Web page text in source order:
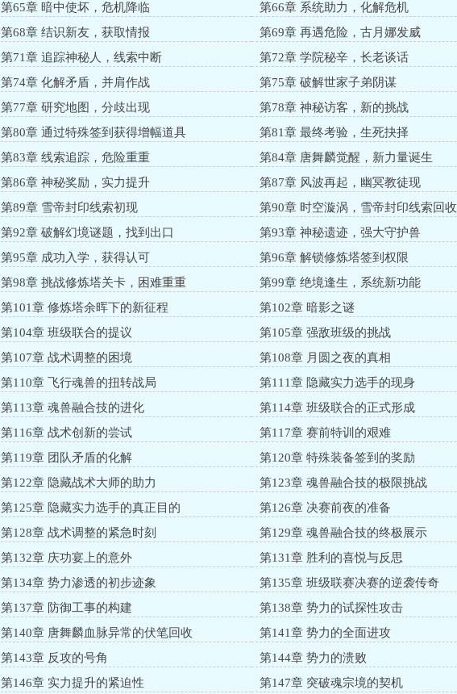
第65章 暗中使坏，危机降临
第66章 系统助力，化解危机
第68章 结识新友，获取情报
第69章 再遇危险，古月娜发威
第71章 追踪神秘人，线索中断
第72章 学院秘辛，长老谈话
第74章 化解矛盾，并肩作战
第75章 破解世家子弟阴谋
第77章 研究地图，分歧出现
第78章 神秘访客，新的挑战
第80章 通过特殊签到获得增幅道具
第81章 最终考验，生死抉择
第83章 线索追踪，危险重重
第84章 唐舞麟觉醒，新力量诞生
第86章 神秘奖励，实力提升
第87章 风波再起，幽冥教徒现
第89章 雪帝封印线索初现
第90章 时空漩涡，雪帝封印线索回收
第92章 破解幻境谜题，找到出口
第93章 神秘遗迹，强大守护兽
第95章 成功入学，获得认可
第96章 解锁修炼塔签到权限
第98章 挑战修炼塔关卡，困难重重
第99章 绝境逢生，系统新功能
第101章 修炼塔余晖下的新征程
第102章 暗影之谜
第104章 班级联合的提议
第105章 强敌班级的挑战
第107章 战术调整的困境
第108章 月圆之夜的真相
第110章 飞行魂兽的扭转战局
第111章 隐藏实力选手的现身
第113章 魂兽融合技的进化
第114章 班级联合的正式形成
第116章 战术创新的尝试
第117章 赛前特训的艰难
第119章 团队矛盾的化解
第120章 特殊装备签到的奖励
第122章 隐藏战术大师的助力
第123章 魂兽融合技的极限挑战
第125章 隐藏实力选手的真正目的
第126章 决赛前夜的准备
第128章 战术调整的紧急时刻
第129章 魂兽融合技的终极展示
第132章 庆功宴上的意外
第131章 胜利的喜悦与反思
第134章 势力渗透的初步迹象
第135章 班级联赛决赛的逆袭传奇
第137章 防御工事的构建
第138章 势力的试探性攻击
第140章 唐舞麟血脉异常的伏笔回收
第141章 势力的全面进攻
第143章 反攻的号角
第144章 势力的溃败
第146章 实力提升的紧迫性
第147章 突破魂宗境的契机